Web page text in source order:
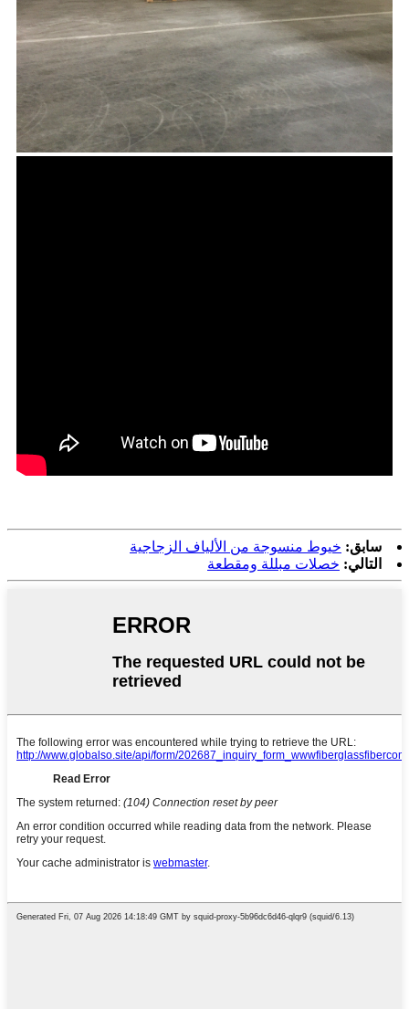
سابق: خيوط منسوجة من الألياف الزجاجية
التالي: خصلات مبللة ومقطعة